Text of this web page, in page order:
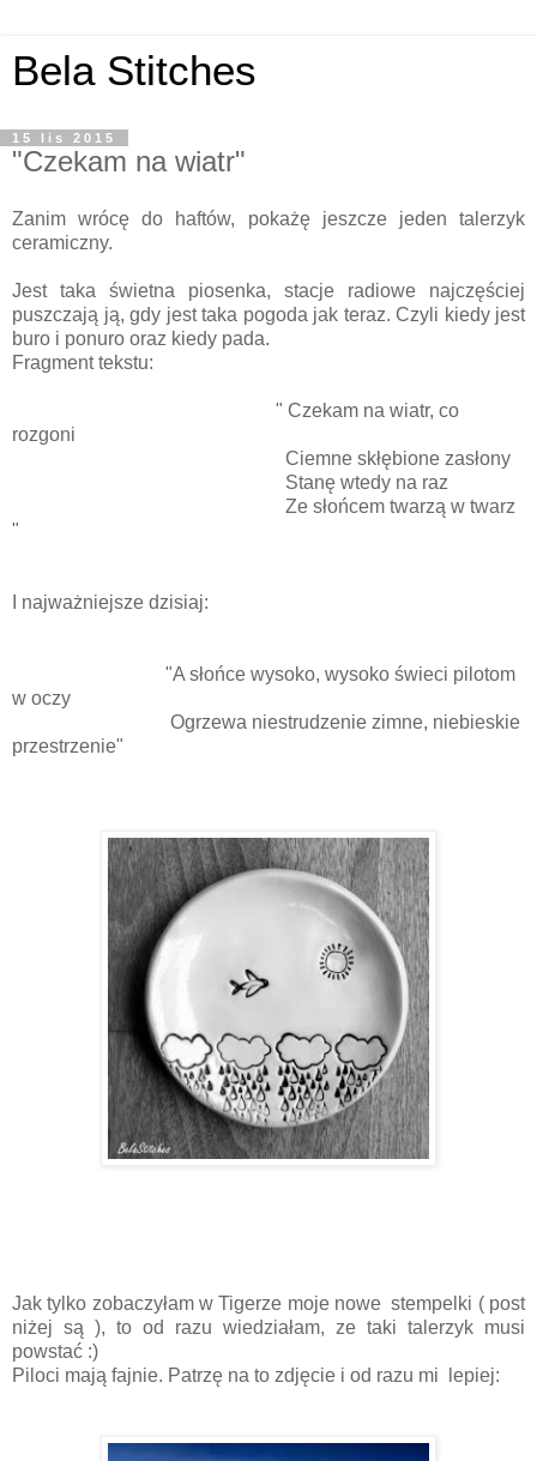
Bela Stitches
15 lis 2015
"Czekam na wiatr"
Zanim wrócę do haftów, pokażę jeszcze jeden talerzyk
ceramiczny.
Jest taka świetna piosenka, stacje radiowe najczęściej
puszczają ją, gdy jest taka pogoda jak teraz. Czyli kiedy jest
buro i ponuro oraz kiedy pada.
Fragment tekstu:
" Czekam na wiatr, co
rozgoni
Ciemne skłębione zasłony
Stanę wtedy na raz
Ze słońcem twarzą w twarz
"
I najważniejsze dzisiaj:
"A słońce wysoko, wysoko świeci pilotom
w oczy
Ogrzewa niestrudzenie zimne, niebieskie
przestrzenie"
Jak tylko zobaczyłam w Tigerze moje nowe stempelki ( post
niżej są ), to od razu wiedziałam, ze taki talerzyk musi
powstać :)
Piloci mają fajnie. Patrzę na to zdjęcie i od razu mi lepiej: